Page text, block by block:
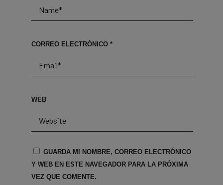
CORREO ELECTRÓNICO *
WEB
GUARDA MI NOMBRE, CORREO ELECTRÓNICO
Y WEB EN ESTE NAVEGADOR PARA LA PRÓXIMA
VEZ QUE COMENTE.